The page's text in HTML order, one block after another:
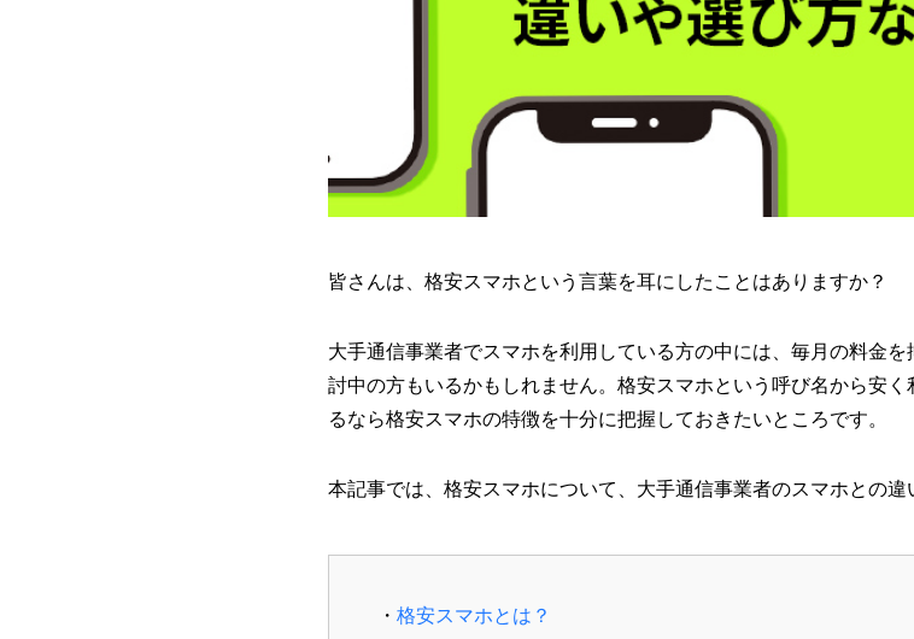
皆さんは、格安スマホという言葉を耳にしたことはありますか？
大手通信事業者でスマホを利用している方の中には、毎月の料金
討中の方もいるかもしれません。格安スマホという呼び名から安
るなら格安スマホの特徴を十分に把握しておきたいところです。
本記事では、格安スマホについて、大手通信事業者のスマホとの違
格安スマホとは？